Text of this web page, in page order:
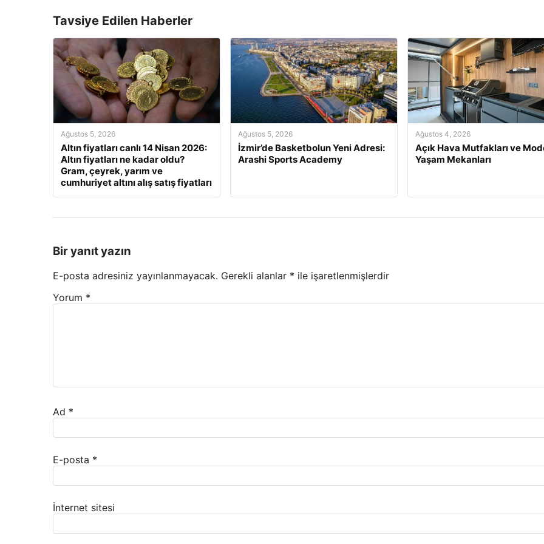
Tavsiye Edilen Haberler
Ağustos 5, 2026
Altın fiyatları canlı 14 Nisan 2026:
Altın fiyatları ne kadar oldu?
Gram, çeyrek, yarım ve
cumhuriyet altını alış satış fiyatları
Ağustos 5, 2026
İzmir’de Basketbolun Yeni Adresi:
Arashi Sports Academy
Ağustos 4, 2026
Açık Hava Mutfakları ve
Yaşam Mekanları
Bir yanıt yazın
E-posta adresiniz yayınlanmayacak. Gerekli alanlar * ile işaretlenmişlerdir
Yorum *
Ad *
E-posta *
İnternet sitesi